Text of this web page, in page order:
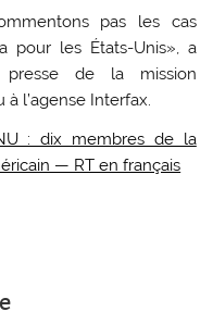
pas les cas
pour les États-Unis», a
de la mission
l’agense Interfax.
: dix membres de la
— RT en français